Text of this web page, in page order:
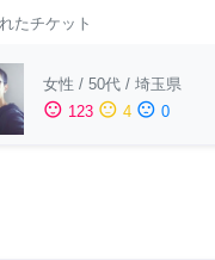
たチケット
女性 / 50代 / 埼玉県
sentiment_satisfied 123 sentiment_neutral 4 sentiment_dissatisfied 0